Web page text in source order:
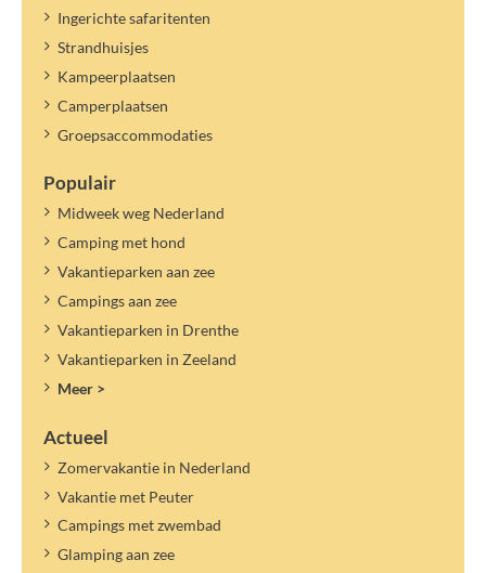
Ingerichte safaritenten
Strandhuisjes
Kampeerplaatsen
Camperplaatsen
Groepsaccommodaties
Populair
Midweek weg Nederland
Camping met hond
Vakantieparken aan zee
Campings aan zee
Vakantieparken in Drenthe
Vakantieparken in Zeeland
Meer >
Actueel
Zomervakantie in Nederland
Vakantie met Peuter
Campings met zwembad
Glamping aan zee